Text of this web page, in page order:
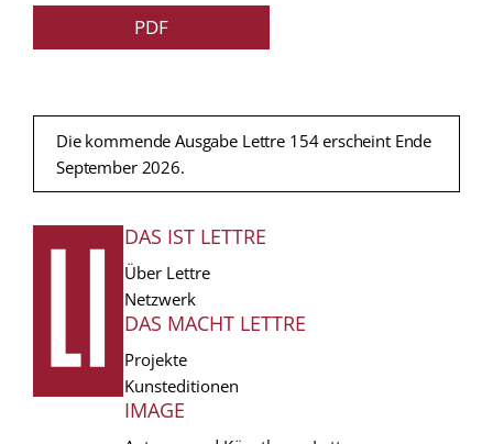
PDF
Die kommende Ausgabe Lettre 154 erscheint Ende
September 2026.
FUSSZEILE
DAS IST LETTRE
Über Lettre
Netzwerk
DAS MACHT LETTRE
Projekte
Kunsteditionen
IMAGE